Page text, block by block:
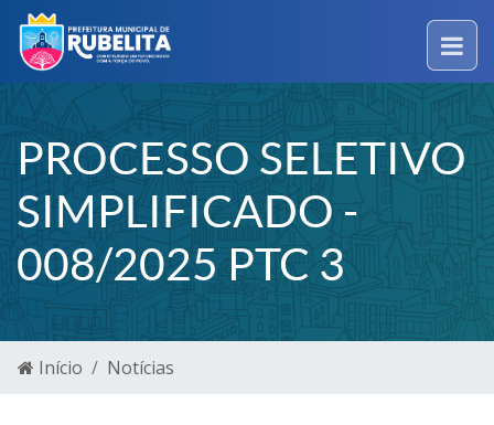
PROCESSO SELETIVO
SIMPLIFICADO -
008/2025 PTC 3
Início Notícias